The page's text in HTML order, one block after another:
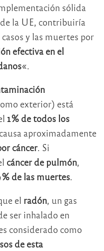
sólida
la UE, contribuiría
y las muertes por
efectiva en el
«.
exterior) está
1 % de todos los
aproximadamente
cáncer. Si
cáncer de pulmón,
% de las muertes.
el radón, un gas
ser inhalado en
considerado como
de esta